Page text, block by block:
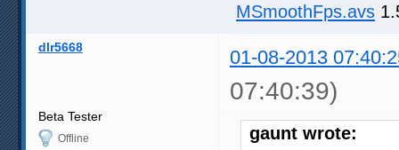
MSmoothFps.avs
dlr5668 01-08-2013
07:40:39)
Beta Tester
Offline
gaunt wrote: